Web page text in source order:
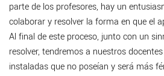
parte de los profesores, hay un
colaborar y resolver la forma en que el
Al final de este proceso, junto con un
resolver, tendremos a nuestros
instaladas que no poseían y será más